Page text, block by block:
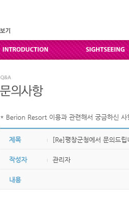
* Berion Resort 이용과 관련해서 궁금하신 사
제목 [Re]평창군청에서 문의드립
작성자 관리자
내용